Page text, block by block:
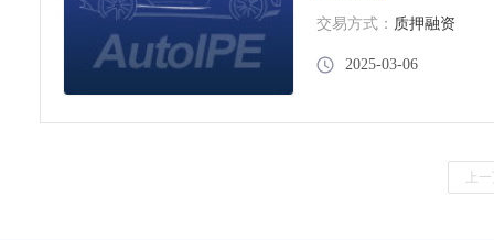
交易方式： 质押融资
2025-03-06
上